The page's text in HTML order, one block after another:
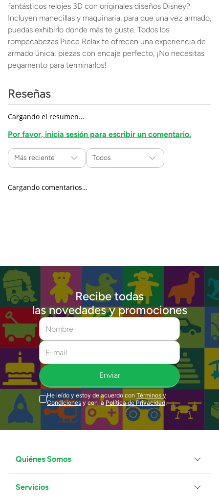
fantásticos relojes 3D con originales diseños Disney?
Incluyen manecillas y maquinaria, para que una vez armado,
puedas exhibirlo donde más te guste. Todos los
rompecabezas Piece Relax te ofrecen una experiencia de
armado única: piezas con encaje perfecto, ¡No necesitas
pegamento para terminarlos!
Reseñas
Cargando el resumen…
Por favor, inicia sesión para escribir un comentario.
Más reciente Todos
Cargando comentarios…
Recibe todas
las novedades y promociones
Enviar
He leído y estoy de acuerdo con Términos y
Condiciones y con la Política de Privacidad.
Quiénes Somos
Grupo Juguetron
Servicios